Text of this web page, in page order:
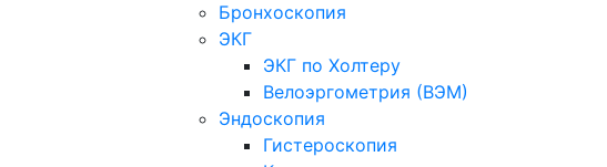
Бронхоскопия
ЭКГ
ЭКГ по Холтеру
Велоэргометрия (ВЭМ)
Эндоскопия
Гистероскопия